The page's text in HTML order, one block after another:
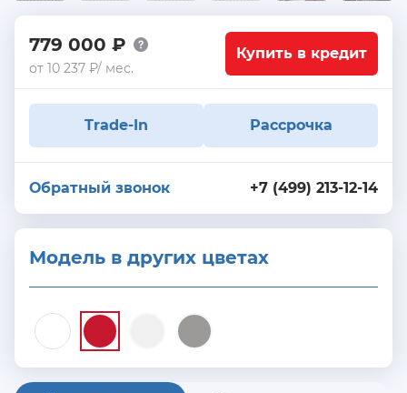
779 000 ₽
от 10 237 ₽/ мес.
Купить в кредит
Trade-In Рассрочка
+7 (499) 213-12-14
Обратный звонок
Модель в других цветах